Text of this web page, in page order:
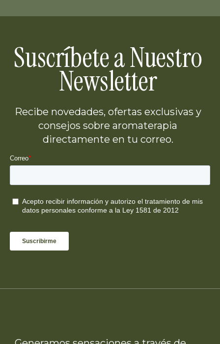
Suscríbete a Nuestro
Newsletter
Recibe novedades, ofertas exclusivas y
consejos sobre aromaterapia
directamente en tu correo.